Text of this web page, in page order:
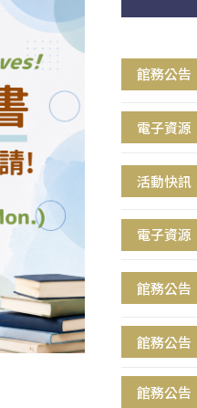
館務公告
電子資源
活動快訊
電子資源
館務公告
館務公告
館務公告